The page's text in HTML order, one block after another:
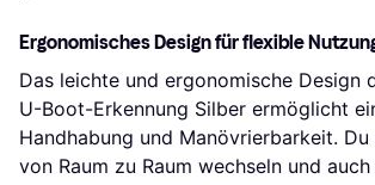
Ergonomisches Design für flexible
Das leichte und ergonomische Design
U-Boot-Erkennung Silber ermöglicht
Handhabung und Manövrierbarkeit.
von Raum zu Raum wechseln und